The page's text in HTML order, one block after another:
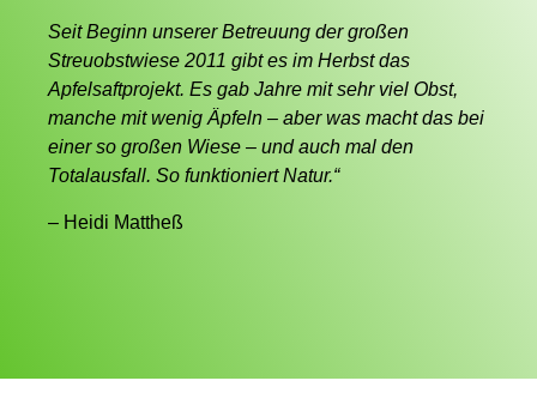
Seit Beginn unserer Betreuung der großen
Streuobstwiese 2011 gibt es im Herbst das
Apfelsaftprojekt. Es gab Jahre mit sehr viel Obst,
manche mit wenig Äpfeln – aber was macht das bei
einer so großen Wiese – und auch mal den
Totalausfall. So funktioniert Natur.“
– Heidi Mattheß